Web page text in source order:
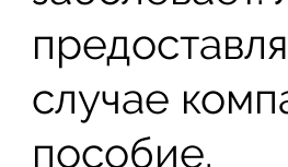
случае
пособие.